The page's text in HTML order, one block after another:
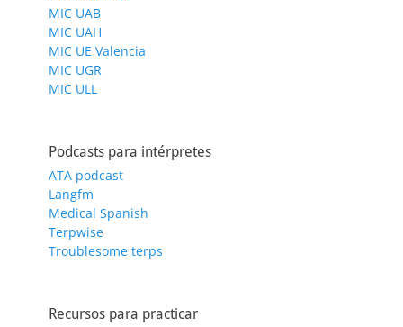
MIC UAB
MIC UAH
MIC UE Valencia
MIC UGR
MIC ULL
Podcasts para intérpretes
ATA podcast
Langfm
Medical Spanish
Terpwise
Troublesome terps
Recursos para practicar